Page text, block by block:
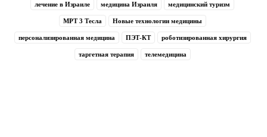
лечение в Израиле медицина Израиля медицинский туризм
МРТ 3 Тесла Новые технологии медицины
персонализированная медицина ПЭТ-КТ роботизированная хирургия
таргетная терапия телемедицина